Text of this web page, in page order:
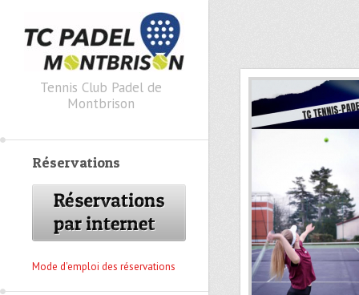
Tennis Club Padel de
Montbrison
Réservations
Mode d'emploi des réservations